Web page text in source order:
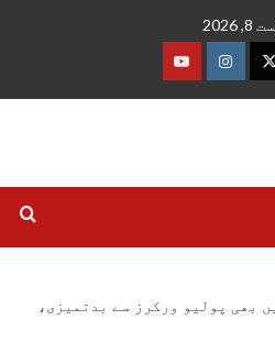
2026
ٹوئٹرانسٹاگرام
یوٹیوب
بھی پولیو ورکرز سے بدتمیزی،